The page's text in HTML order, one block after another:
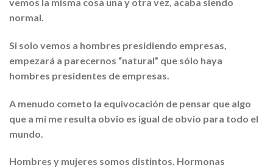
normal.
Si solo vemos a hombres presidiendo empresas,
empezará a parecernos “natural” que sólo haya
hombres presidentes de empresas.
A menudo cometo la equivocación de pensar que algo
que a mí me resulta obvio es igual de obvio para todo el
mundo.
Hombres y mujeres somos distintos. Hormonas